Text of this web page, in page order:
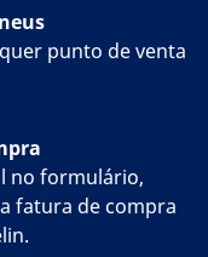
punto de venta
no formulário,
fatura de compra